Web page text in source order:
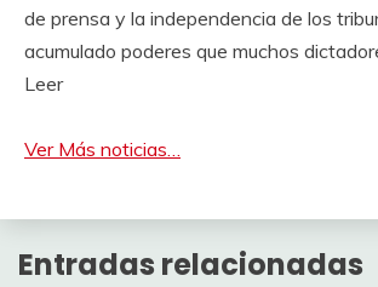
de prensa y la independencia de los
acumulado poderes que muchos
Leer
Ver Más noticias…
Entradas relacionadas